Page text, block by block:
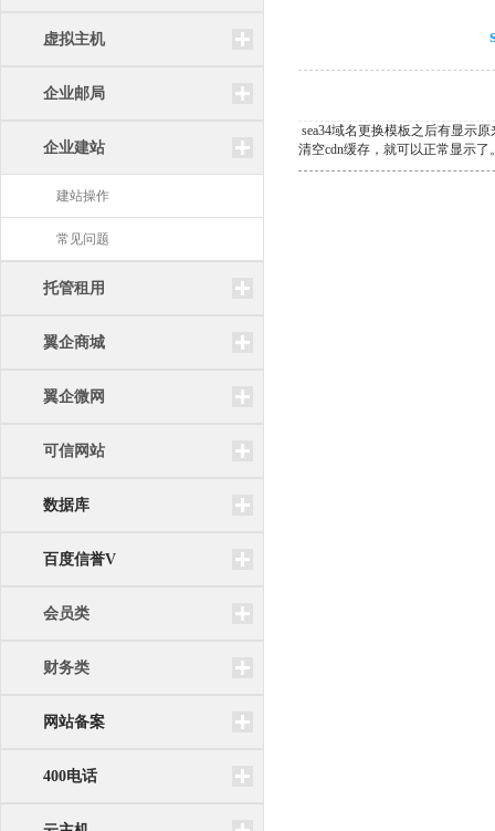
虚拟主机
企业邮局
企业建站
建站操作
常见问题
托管租用
翼企商城
翼企微网
可信网站
数据库
百度信誉V
会员类
财务类
网站备案
400电话
sea34域名更换模板之后有显示
清空cdn缓存，就可以正常显示了